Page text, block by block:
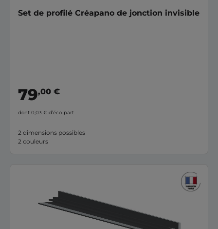
Set de profilé Créapano de jonction invisible
79,00 €
dont 0,03 € d’éco-part
2 dimensions possibles
2 couleurs